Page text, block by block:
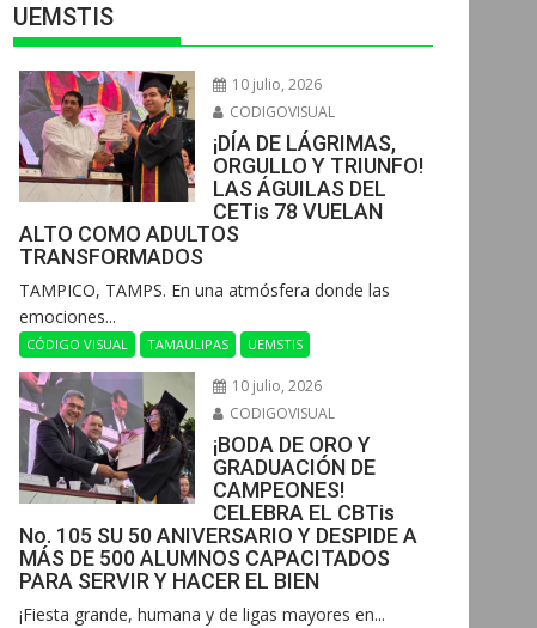
UEMSTIS
10 julio, 2026
CODIGOVISUAL
¡DÍA DE LÁGRIMAS,
ORGULLO Y TRIUNFO!
LAS ÁGUILAS DEL
CETis 78 VUELAN
ALTO COMO ADULTOS
TRANSFORMADOS
​TAMPICO, TAMPS. En una atmósfera donde las
emociones...
CÓDIGO VISUAL TAMAULIPAS UEMSTIS
10 julio, 2026
CODIGOVISUAL
¡BODA DE ORO Y
GRADUACIÓN DE
CAMPEONES!
CELEBRA EL CBTis
No. 105 SU 50 ANIVERSARIO Y DESPIDE A
MÁS DE 500 ALUMNOS CAPACITADOS
PARA SERVIR Y HACER EL BIEN
​¡Fiesta grande, humana y de ligas mayores en...